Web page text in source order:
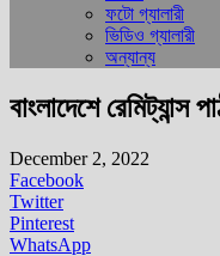
ফটো গ্যালারী
ভিডিও গ্যালারী
অন্যান্য
বাংলাদেশে রেমিট্যান্স
December 2, 2022
Facebook
Twitter
Pinterest
WhatsApp